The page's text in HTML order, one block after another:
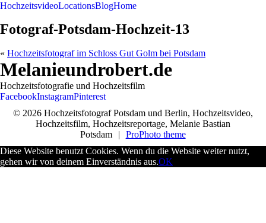
HochzeitsvideoLocationsBlogHome
Fotograf-Potsdam-Hochzeit-13
« Hochzeitsfotograf im Schloss Gut Golm bei Potsdam
Melanieundrobert.de
Hochzeitsfotografie und Hochzeitsfilm
FacebookInstagramPinterest
© 2026 Hochzeitsfotograf Potsdam und Berlin, Hochzeitsvideo,
Hochzeitsfilm, Hochzeitsreportage, Melanie Bastian
Potsdam
|
ProPhoto theme
Diese Website benutzt Cookies. Wenn du die Website weiter nutzt,
gehen wir von deinem Einverständnis aus.OK